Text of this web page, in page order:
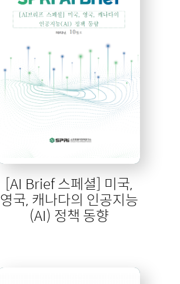
[AI Brief 스페셜] 미국,
영국, 캐나다의 인공지능
(AI) 정책 동향